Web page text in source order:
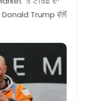
Donald Trump ਵੱਲੋਂ